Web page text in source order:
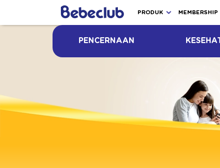
PRODUK MEMBERSHIP
PENCERNAAN